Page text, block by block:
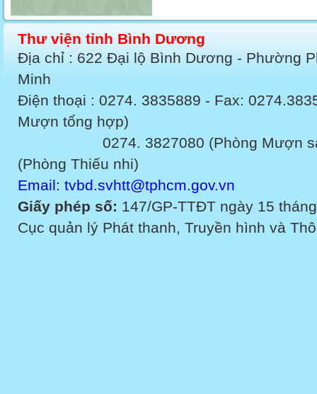
Thư viện tỉnh Bình Dương
Địa chỉ : 622 Đại lộ Bình Dương - Phường
Minh
Điện thoại : 0274. 3835889 - Fax:
Mượn tổng hợp)
0274. 3827080 (Phòng Mượn sách
(Phòng Thiếu nhi)
Email: tvbd.svhtt@tphcm.gov.vn
Giấy phép số: 147/GP-TTĐT ngày 15
Cục quản lý Phát thanh, Truyền hình và